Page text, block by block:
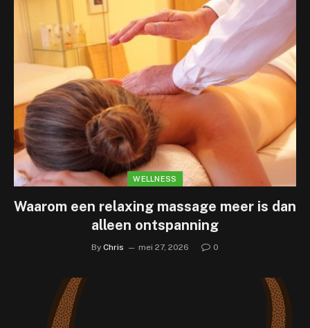
WELLNESS
Waarom een relaxing massage meer is dan
alleen ontspanning
By Chris mei 27, 2026 0